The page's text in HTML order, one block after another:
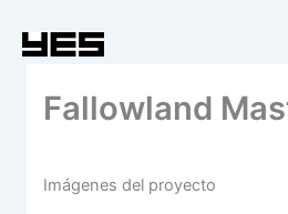
Fallowland
Imágenes del proyecto